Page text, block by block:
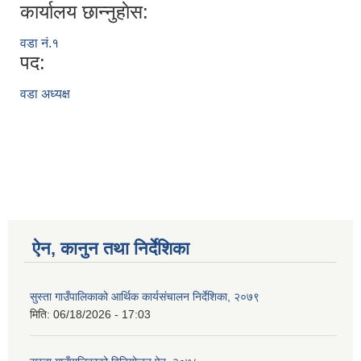
कार्यालय छान्नुहाेस:
वडा नं.१
पद:
वडा अध्यक्ष
ऐन, कानुन तथा निर्देशिका
सुस्ता गाउँपालिकाको आर्थिक कार्यसंचालन निर्देशिका, २०७९
मिति: 06/18/2026 - 17:03